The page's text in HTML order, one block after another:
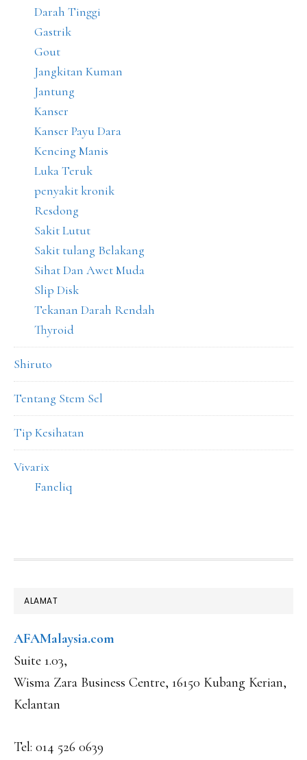
Darah Tinggi
Gastrik
Gout
Jangkitan Kuman
Jantung
Kanser
Kanser Payu Dara
Kencing Manis
Luka Teruk
penyakit kronik
Resdong
Sakit Lutut
Sakit tulang Belakang
Sihat Dan Awet Muda
Slip Disk
Tekanan Darah Rendah
Thyroid
Shiruto
Tentang Stem Sel
Tip Kesihatan
Vivarix
Faneliq
FOOTER
ALAMAT
AFAMalaysia.com
Suite 1.03,
Wisma Zara Business Centre, 16150 Kubang Kerian,
Kelantan
Tel: 014 526 0639